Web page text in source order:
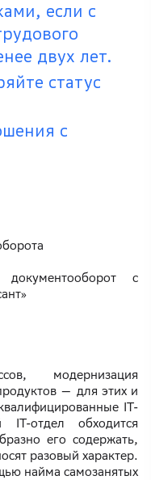
если с
двух лет.
статус
с
с
модернизация
— для этих и
IT-
IT-отдел обходится
его содержать,
разовый характер.
найма самозанятых